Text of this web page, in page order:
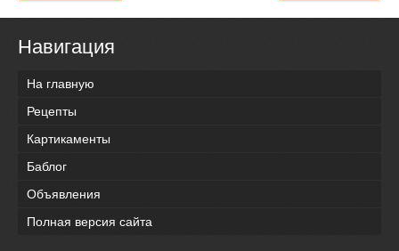
Навигация
На главную
Рецепты
Картикаменты
Баблог
Объявления
Полная версия сайта